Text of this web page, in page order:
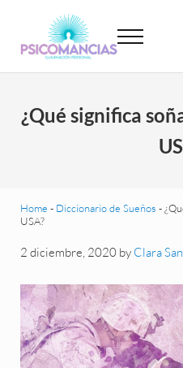
Psicomancias
Menu
¿Qué significa
Home - Diccionario de Sueños -
USA?
2 diciembre, 2020 by Clara